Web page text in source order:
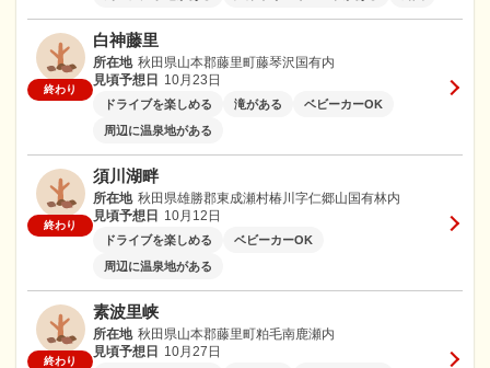
終わり
白神藤里
所在地 秋田県山本郡藤里町藤琴沢国有内
見頃予想日
10月23日
ドライブを楽しめる 滝がある
ベビーカーOK
周辺に温泉地がある
終わり
須川湖畔
所在地 秋田県雄勝郡東成瀬村椿川字仁郷山国有林内
見頃予想日
10月12日
ドライブを楽しめる
ベビーカーOK
周辺に温泉地がある
終わり
素波里峡
所在地 秋田県山本郡藤里町粕毛南鹿瀬内
見頃予想日
10月27日